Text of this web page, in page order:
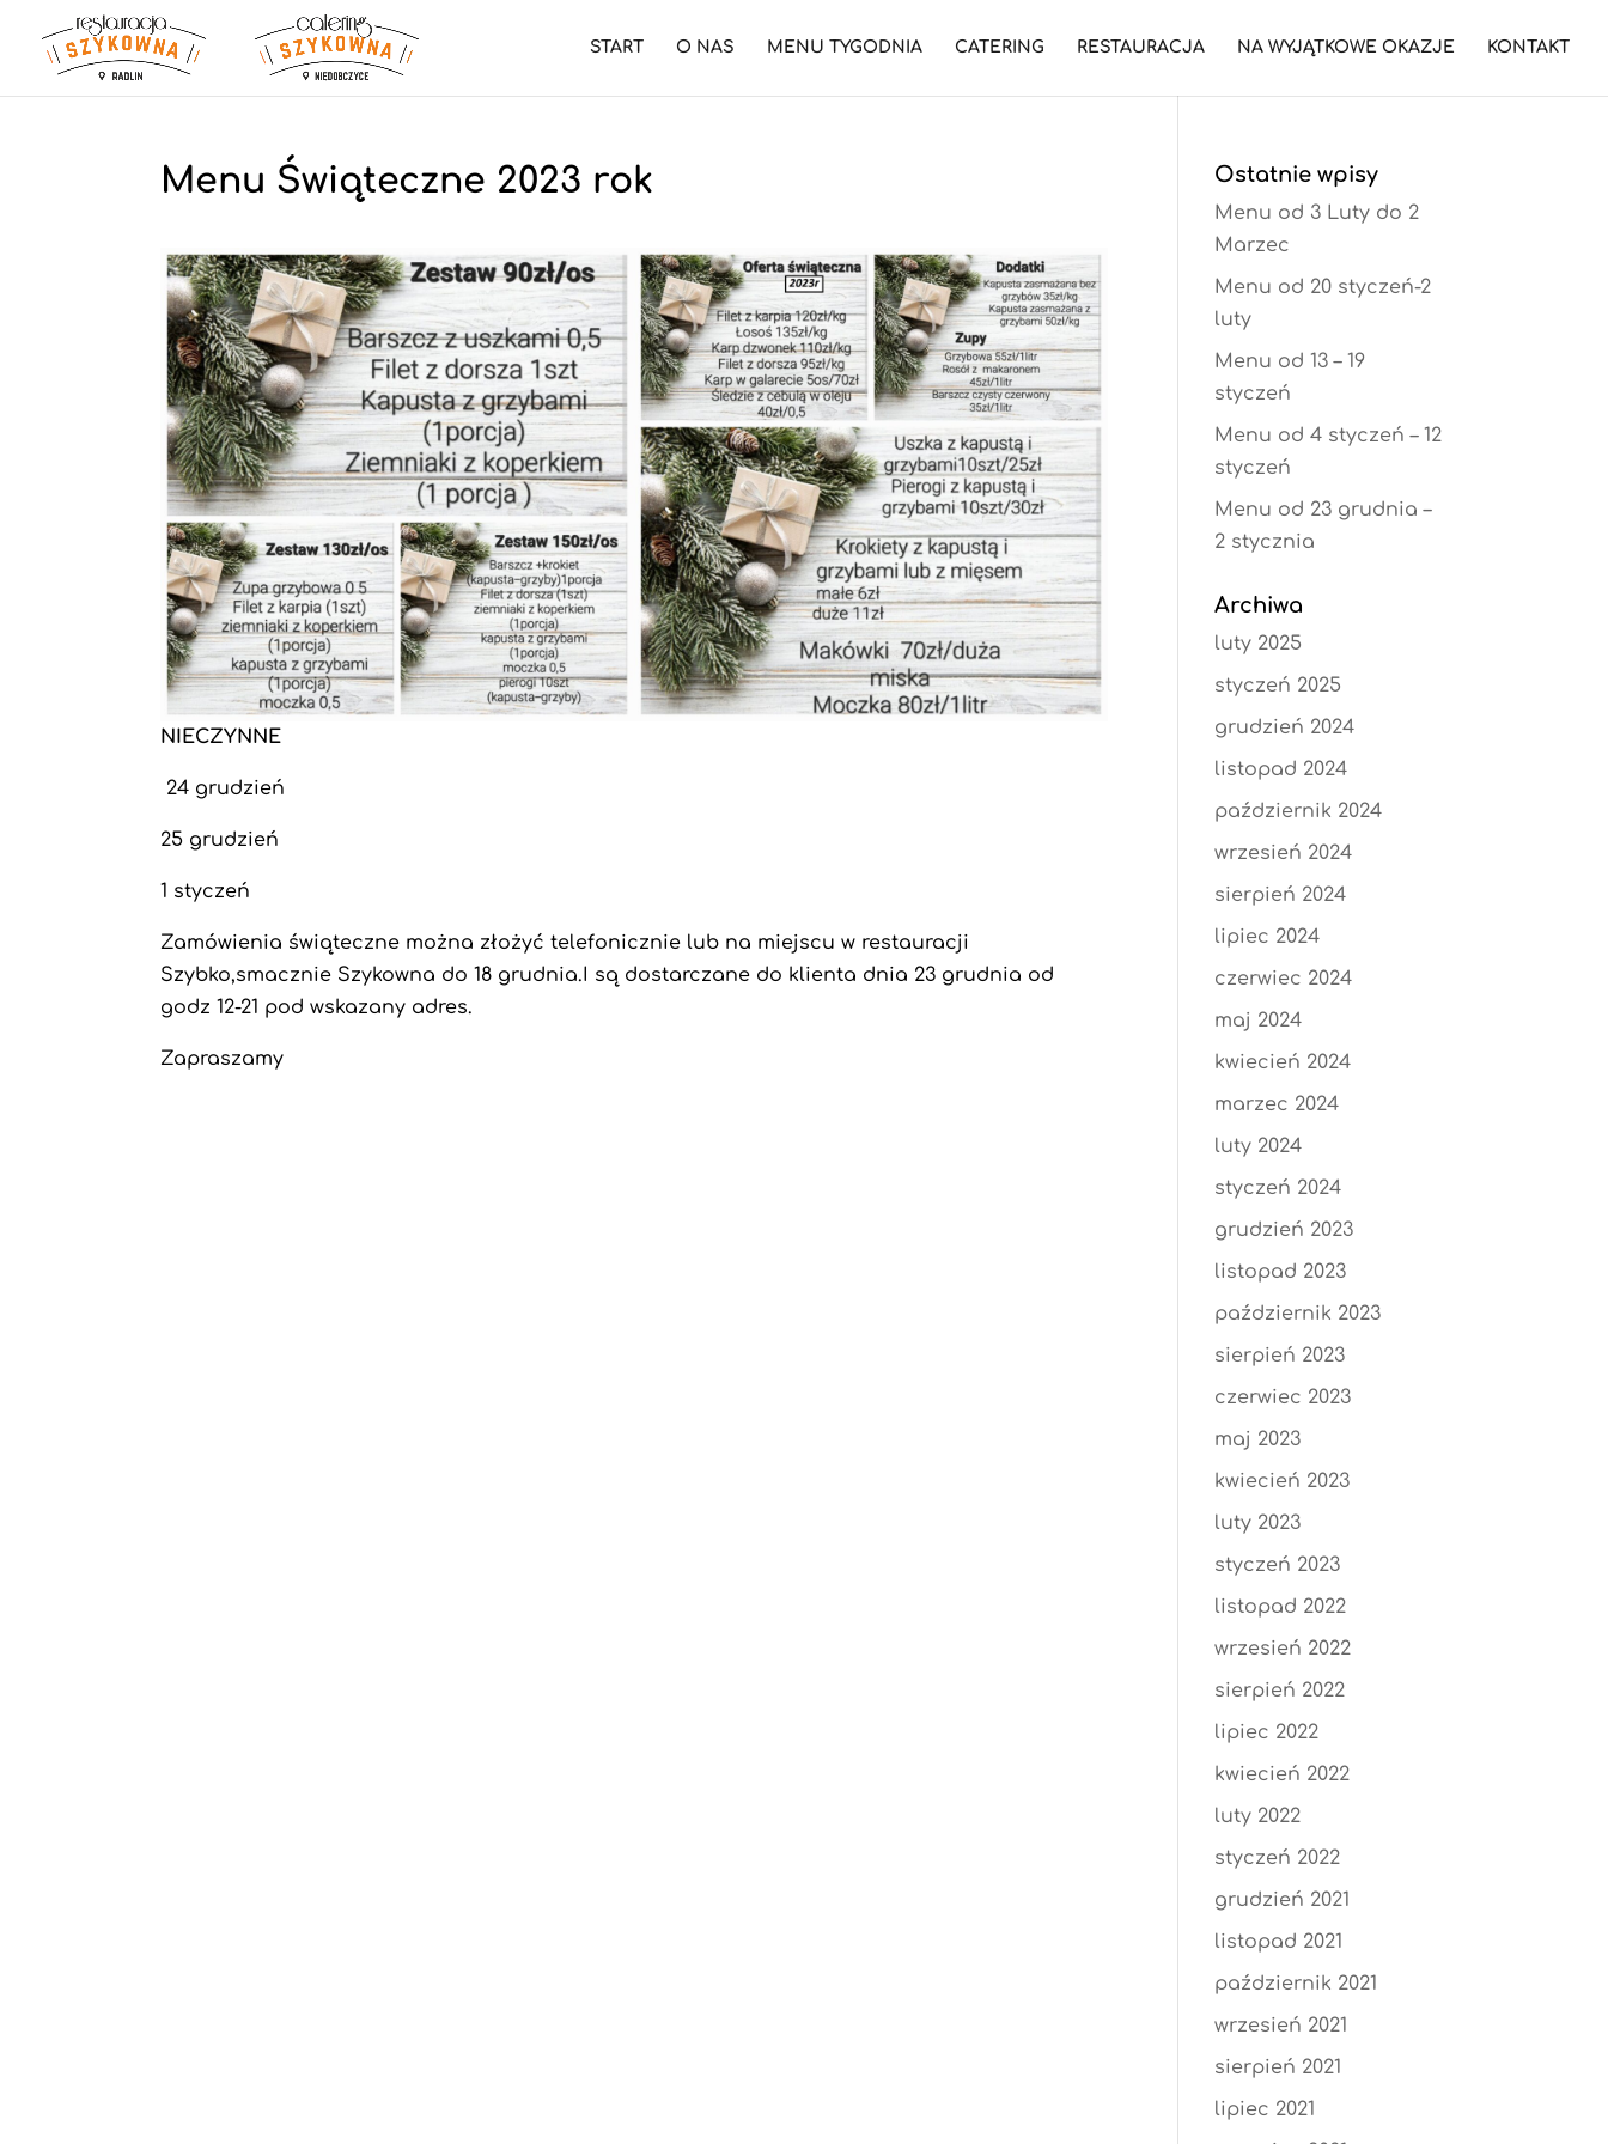
START O NAS MENU TYGODNIA CATERING RESTAURACJA NA WYJĄTKOWE OKAZJE KONTAKT
Menu Świąteczne 2023 rok
NIECZYNNE
24 grudzień
25 grudzień
1 styczeń
Zamówienia świąteczne można złożyć telefonicznie lub na miejscu w restauracji
Szybko,smacznie Szykowna do 18 grudnia.I są dostarczane do klienta dnia 23 grudnia od
godz 12-21 pod wskazany adres.
Zapraszamy
Ostatnie wpisy
Menu od 3 Luty do 2
Marzec
Menu od 20 styczeń-2
luty
Menu od 13 – 19
styczeń
Menu od 4 styczeń – 12
styczeń
Menu od 23 grudnia –
2 stycznia
Archiwa
luty 2025
styczeń 2025
grudzień 2024
listopad 2024
październik 2024
wrzesień 2024
sierpień 2024
lipiec 2024
czerwiec 2024
maj 2024
kwiecień 2024
marzec 2024
luty 2024
styczeń 2024
grudzień 2023
listopad 2023
październik 2023
sierpień 2023
czerwiec 2023
maj 2023
kwiecień 2023
luty 2023
styczeń 2023
listopad 2022
wrzesień 2022
sierpień 2022
lipiec 2022
kwiecień 2022
luty 2022
styczeń 2022
grudzień 2021
listopad 2021
październik 2021
wrzesień 2021
sierpień 2021
lipiec 2021